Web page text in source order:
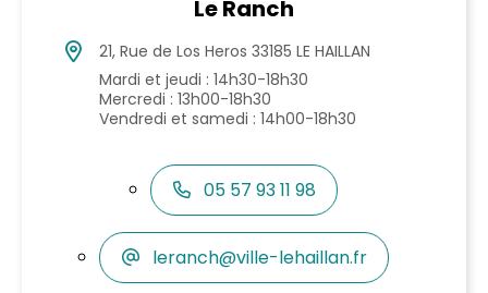
Le Ranch
21, Rue de Los Heros 33185 LE HAILLAN
Mardi et jeudi : 14h30-18h30
Mercredi : 13h00-18h30
Vendredi et samedi : 14h00-18h30
05 57 93 11 98
leranch@ville-lehaillan.fr